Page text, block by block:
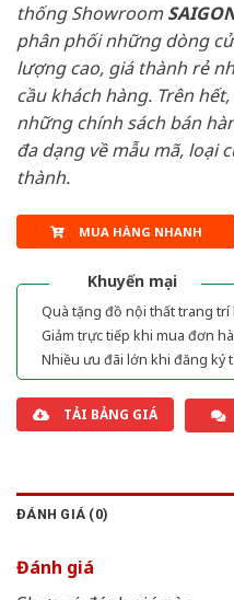
thống Showroom
phân phối những dòng
lượng cao, giá thành rẻ
cầu khách hàng. Trên hết,
những chính sách bán
đa dạng về mẫu mã, loại
thành.
MUA HÀNG NHANH
Khuyến mại
Quà tặng đồ nội thất trang trí
Giảm trực tiếp khi mua đơn
Nhiều ưu đãi lớn khi đăng ký
TẢI BẢNG GIÁ
ĐÁNH GIÁ (0)
Đánh giá